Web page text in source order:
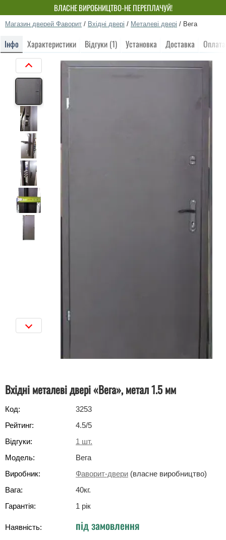
ВЛАСНЕ ВИРОБНИЦТВО-НЕ ПЕРЕПЛАЧУЙ!
Магазин дверей Фаворит / Вхідні двері / Металеві двері / Вега
Інфо Характеристики Відгуки (1) Установка Доставка Оплата
Вхідні металеві двері «Вега», метал 1.5 мм
Код:
3253
Рейтинг:
4.5/5
Відгуки:
1 шт.
Модель:
Вега
Виробник:
Фаворит-двери (власне виробництво)
Вага:
40кг.
Гарантія:
1 рік
Наявність: під замовлення